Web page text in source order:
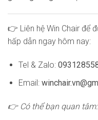
👉 Liên hệ Win Chair để
hấp dẫn ngay hôm nay:
Tel & Zalo:
Email:
👉 Có thể bạn quan tâm: